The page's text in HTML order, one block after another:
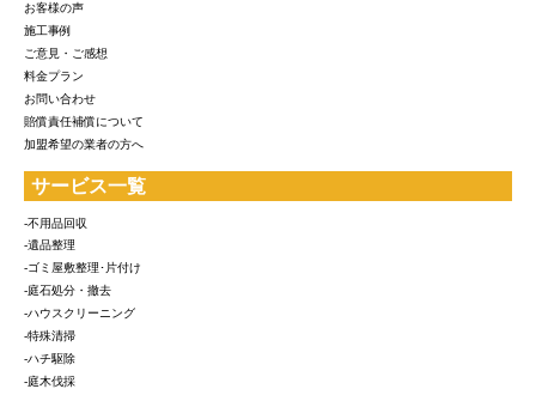
お客様の声
施工事例
ご意見・ご感想
料金プラン
お問い合わせ
賠償責任補償について
加盟希望の業者の方へ
サービス一覧
-不用品回収
-遺品整理
-ゴミ屋敷整理･片付け
-庭石処分・撤去
-ハウスクリーニング
-特殊清掃
-ハチ駆除
-庭木伐採